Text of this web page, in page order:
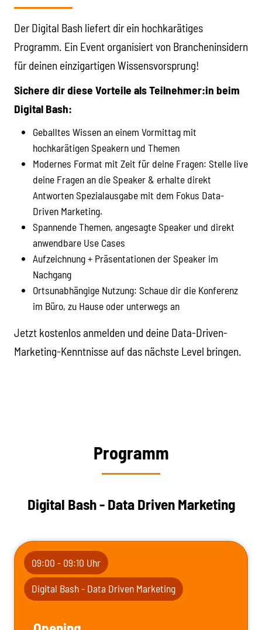
Der Digital Bash liefert dir ein hochkarätiges
Programm. Ein Event organisiert von Brancheninsidern
für deinen einzigartigen Wissensvorsprung!
Sichere dir diese Vorteile als Teilnehmer:in beim
Digital Bash:
Geballtes Wissen an einem Vormittag mit
hochkarätigen Speakern und Themen
Modernes Format mit Zeit für deine Fragen: Stelle live
deine Fragen an die Speaker & erhalte direkt
Antworten Spezialausgabe mit dem Fokus Data-
Driven Marketing.
Spannende Themen, angesagte Speaker und direkt
anwendbare Use Cases
Aufzeichnung + Präsentationen der Speaker im
Nachgang
Ortsunabhängige Nutzung: Schaue dir die Konferenz
im Büro, zu Hause oder unterwegs an
Jetzt kostenlos anmelden und deine Data-Driven-
Marketing-Kenntnisse auf das nächste Level bringen.
Programm
Digital Bash - Data Driven Marketing
09:00 - 09:10 Uhr
Digital Bash - Data Driven Marketing